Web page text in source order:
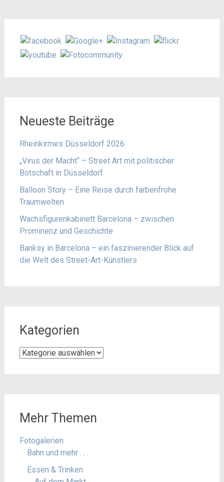
Neueste Beiträge
Rheinkirmes Düsseldorf 2026
„Virus der Macht“ – Street Art mit politischer
Botschaft in Düsseldorf
Balloon Story – Eine Reise durch farbenfrohe
Traumwelten
Wachsfigurenkabinett Barcelona – zwischen
Prominenz und Geschichte
Banksy in Barcelona – ein faszinierender Blick auf
die Welt des Street-Art-Künstlers
Kategorien
Kategorien
Mehr Themen
Fotogalerien
Bahn und mehr . . .
Essen & Trinken